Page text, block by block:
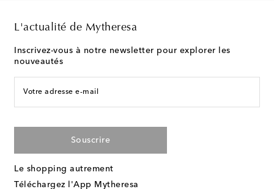
L'actualité de Mytheresa
Inscrivez-vous à notre newsletter pour explorer les
nouveautés
Votre adresse e-mail
Souscrire
Le shopping autrement
Téléchargez l'App Mytheresa